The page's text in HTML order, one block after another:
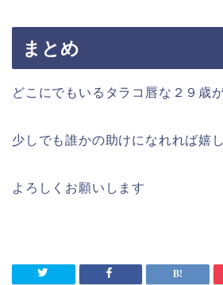
まとめ
どこにでもいるタラコ唇な２９歳
少しでも誰かの助けになれれば嬉
よろしくお願いします